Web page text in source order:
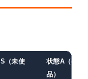
（未使
状態A（ほぼ
品）